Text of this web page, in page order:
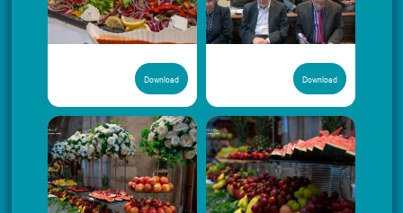
Download
Download